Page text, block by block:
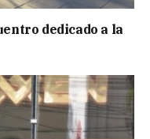
dedicado a la